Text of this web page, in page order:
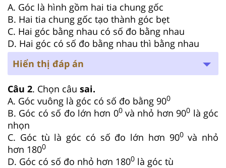
A. Góc là hình gồm hai tia chung gốc
B. Hai tia chung gốc tạo thành góc bẹt
C. Hai góc bằng nhau có số đo bằng nhau
D. Hai góc có số đo bằng nhau thì bằng nhau
Hiển thị đáp án
Câu 2. Chọn câu sai.
A. Góc vuông là góc có số đo bằng 900
B. Góc có số đo lớn hơn 00và nhỏ hơn 900 là góc
nhọn
C. Góc tù là góc có số đo lớn hơn 900và nhỏ
hơn 1800
D. Góc có số đo nhỏ hơn 1800 là góc tù